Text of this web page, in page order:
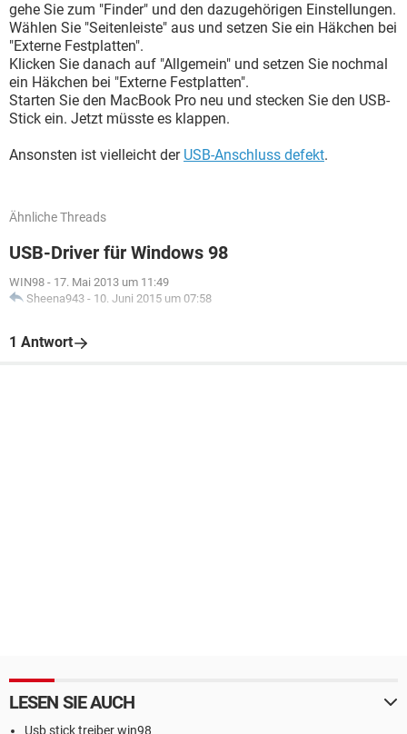
gehe Sie zum "Finder" und den dazugehörigen Einstellungen.
Wählen Sie "Seitenleiste" aus und setzen Sie ein Häkchen bei
"Externe Festplatten".
Klicken Sie danach auf "Allgemein" und setzen Sie nochmal
ein Häkchen bei "Externe Festplatten".
Starten Sie den MacBook Pro neu und stecken Sie den USB-
Stick ein. Jetzt müsste es klappen.
Ansonsten ist vielleicht der USB-Anschluss defekt.
Ähnliche Threads
USB-Driver für Windows 98
WIN98 - 17. Mai 2013 um 11:49
Sheena943 - 10. Juni 2015 um 07:58
1 Antwort
LESEN SIE AUCH
Usb stick treiber win98